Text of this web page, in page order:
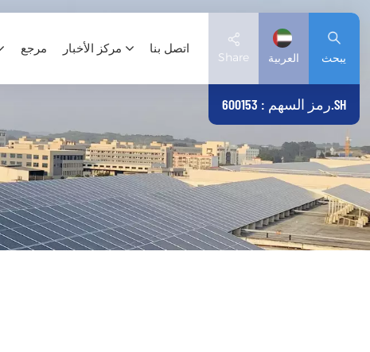
مرجع مركز الأخبار اتصل بنا
Share العربية
English
Deutsch
español
日本語
يبحث
رمز السهم : 600153.SH